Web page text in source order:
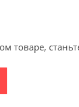
товаре,